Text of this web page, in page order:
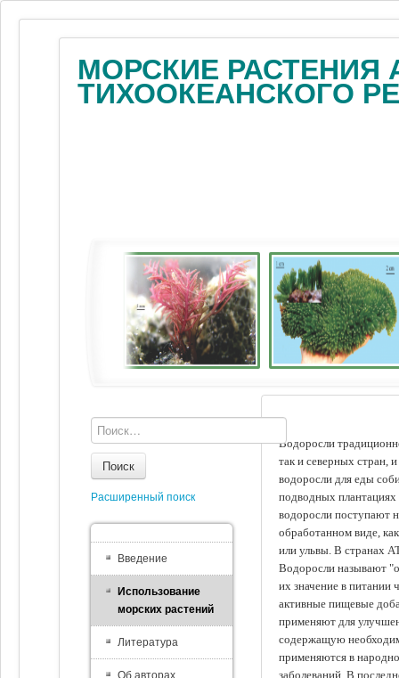
МОРСКИЕ РАСТЕНИЯ
ТИХООКЕАНСКОГО
Водоросли
так и северных стран,
водоросли для еды
подводных
водоросли поступают
обработанном виде,
или ульвы. В странах
Водоросли называют
их значение в питании
активные пищевые
применяют для
содержащую
применяются в
заболеваний. В
Поиск
Расширенный поиск
Введение
Использование
морских растений
Литература
Об авторах